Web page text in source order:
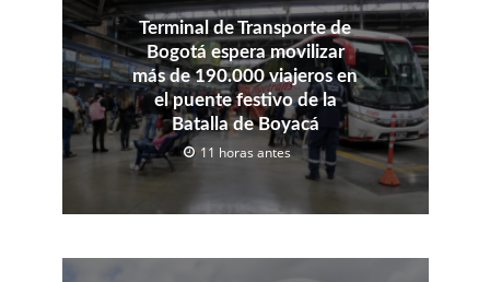
Terminal de Transporte de
Bogotá espera movilizar
más de 190.000 viajeros en
el puente festivo de la
Batalla de Boyacá
11 horas antes